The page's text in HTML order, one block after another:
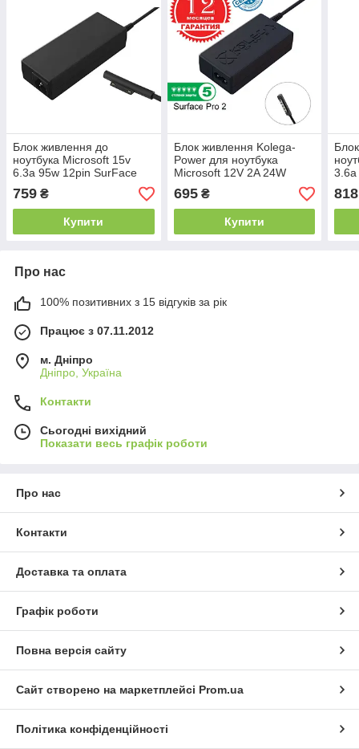
Блок живлення до
ноутбука Microsoft 15v
6.3a 95w 12pin SurFace
3/4 (NoName (B)) 3
міс.гар.
759 ₴
Купити
Блок живлення Kolega-
Power для ноутбука
Microsoft 12V 2A 24W
Microsoft Surface Pro 2
5Pin (Гарантія 12 міс)
695₴
Купити
3.6a
818
Про нас
100% позитивних з 15 відгуків за рік
Працює з 07.11.2012
м. Дніпро
Дніпро, Україна
Контакти
Сьогодні вихідний
Показати весь графік роботи
Про нас
Контакти
Доставка та оплата
Графік роботи
Повна версія сайту
Сайт створено на маркетплейсі Prom.ua
Політика конфіденційності